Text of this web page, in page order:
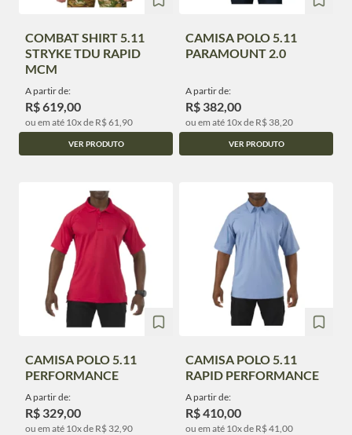
COMBAT SHIRT 5.11
STRYKE TDU RAPID
MCM
A partir de:
R$ 619,00
ou em até 10x de R$ 61,90
VER PRODUTO
CAMISA POLO 5.11
PARAMOUNT 2.0
A partir de:
R$ 382,00
ou em até 10x de R$ 38,20
VER PRODUTO
CAMISA POLO 5.11
PERFORMANCE
A partir de:
R$ 329,00
ou em até 10x de R$ 32,90
CAMISA POLO 5.11
RAPID PERFORMANCE
A partir de:
R$ 410,00
ou em até 10x de R$ 41,00